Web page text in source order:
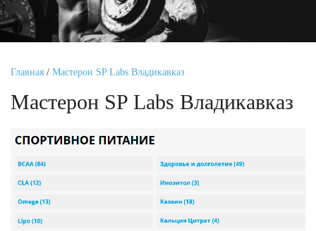
Главная / Мастерон SP Labs Владикавказ
Мастерон SP Labs Владикавказ